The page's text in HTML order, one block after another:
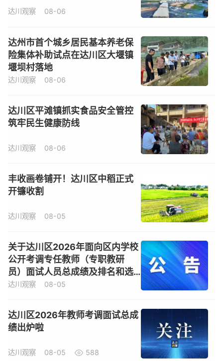
达川观察 08-06
达州市首个城乡居民基本养老保
险集体补助试点在达川区大堰镇
堰坝村落地
达川观察 08-06
达川区平滩镇抓实食品安全管控
筑牢民生健康防线
达川观察 08-06
丰收画卷铺开！达川区中稻正式
开镰收割
达川观察 08-05
关于达川区2026年面向区内学校
公开考调专任教师（专职教研
员）面试人员总成绩及排名和选
岗事项的公告
达川观察 08-05
达川区2026年教师考调面试总成
绩出炉啦
达川观察 08-05 588